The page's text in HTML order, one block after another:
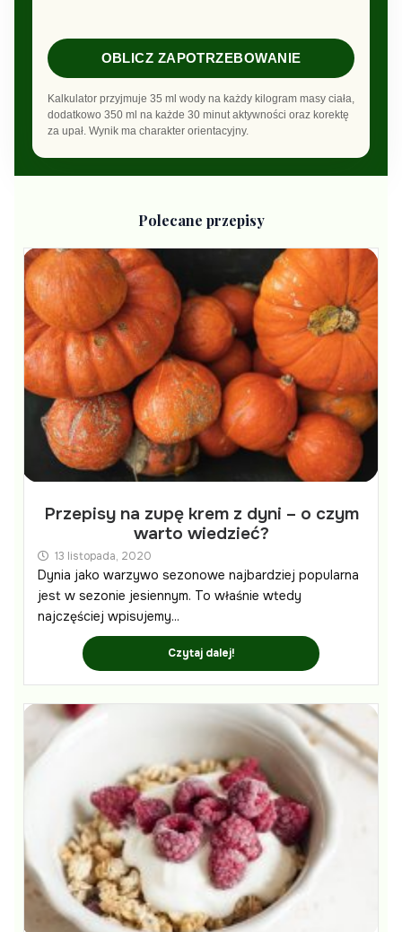
OBLICZ ZAPOTRZEBOWANIE
Kalkulator przyjmuje 35 ml wody na każdy kilogram masy ciała,
dodatkowo 350 ml na każde 30 minut aktywności oraz korektę
za upał. Wynik ma charakter orientacyjny.
Polecane przepisy
Przepisy na zupę krem z dyni – o czym
warto wiedzieć?
13 listopada, 2020
Dynia jako warzywo sezonowe najbardziej popularna
jest w sezonie jesiennym. To właśnie wtedy
najczęściej wpisujemy...
Czytaj dalej!